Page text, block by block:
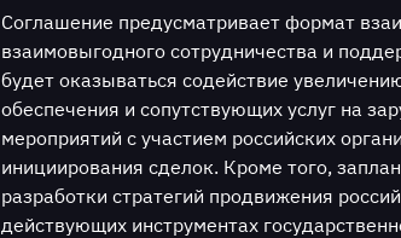
Соглашение предусматривает формат
взаимовыгодного сотрудничества и
будет оказываться содействие
обеспечения и сопутствующих услуг на
мероприятий с участием российских
инициирования сделок. Кроме того,
разработки стратегий продвижения
действующих инструментах